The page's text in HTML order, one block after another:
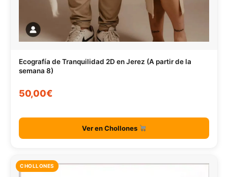
Ecografía de Tranquilidad 2D en Jerez (A partir de la
semana 8)
50,00€
Ver en Chollones
CHOLLONES